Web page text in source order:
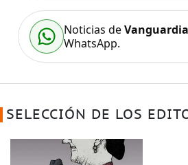
Noticias deVanguardia
WhatsApp.
SELECCIÓN DE LOS